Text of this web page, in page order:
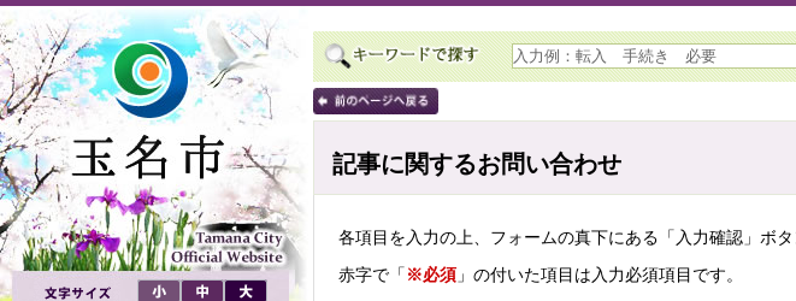
記事に関するお問い合わせ
各項目を入力の上、フォームの真下にある「入力確認」ボ
赤字で「 ※必須 」の付いた項目は入力必須項目です。